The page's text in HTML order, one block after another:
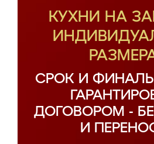
КУХНИ НА
СРОК И
ДОГОВОРОМ -
И